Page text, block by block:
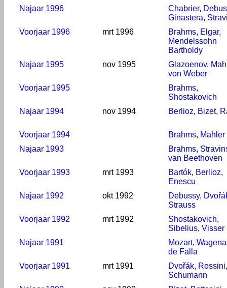
Najaar 1996
Chabrier,
Ginastera,
Voorjaar 1996
mrt 1996 Brahms, Elgar,
Mendelssohn
Bartholdy
Najaar 1995
nov 1995 Glazoenov,
von Weber
Voorjaar 1995
Brahms,
Shostakovich
Najaar 1994
nov 1994 Berlioz, Bizet,
Voorjaar 1994 Brahms, Mahler
Najaar 1993
Brahms,
van Beethoven
Voorjaar 1993
mrt 1993 Bartók, Berlioz,
Enescu
Najaar 1992
okt 1992 Debussy,
Strauss
Voorjaar 1992
mrt 1992 Shostakovich,
Sibelius, Visser
Najaar 1991
Mozart,
de Falla
Voorjaar 1991
mrt 1991 Dvořák, Rossini,
Schumann